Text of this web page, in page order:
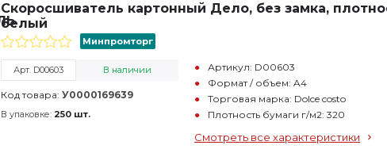
Скоросшиватель картонный Дело, без замка,
белый
Минпромторг
Арт. D00603 В наличии
Код товара: У0000169639
В упаковке: 250 шт.
Артикул: D00603
Формат / объем: A4
Торговая марка: Dolce costo
Плотность бумаги г/м2: 320
Смотреть все характеристики